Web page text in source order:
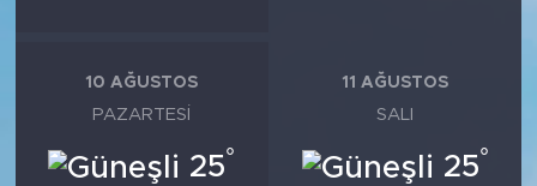
10 AĞUSTOS
PAZARTESI
25°
11 AĞUSTOS
SALI
25°